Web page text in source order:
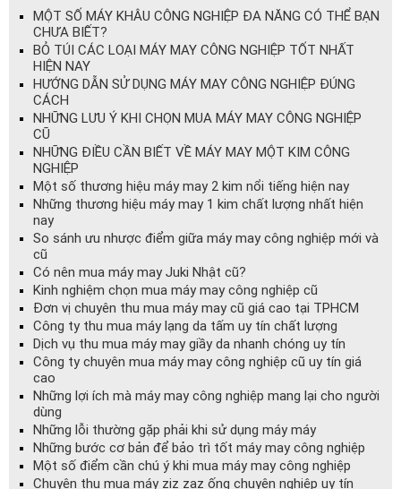
MỘT SỐ MÁY KHÂU CÔNG NGHIỆP ĐA NĂNG CÓ THỂ BẠN
CHƯA BIẾT?
BỎ TÚI CÁC LOẠI MÁY MAY CÔNG NGHIỆP TỐT NHẤT
HIỆN NAY
HƯỚNG DẪN SỬ DỤNG MÁY MAY CÔNG NGHIỆP ĐÚNG
CÁCH
NHỮNG LƯU Ý KHI CHỌN MUA MÁY MAY CÔNG NGHIỆP
CŨ
NHỮNG ĐIỀU CẦN BIẾT VỀ MÁY MAY MỘT KIM CÔNG
NGHIỆP
Một số thương hiệu máy may 2 kim nổi tiếng hiện nay
Những thương hiệu máy may 1 kim chất lượng nhất hiện
nay
So sánh ưu nhược điểm giữa máy may công nghiệp mới và
cũ
Có nên mua máy may Juki Nhật cũ?
Kinh nghiệm chọn mua máy may công nghiệp cũ
Đơn vị chuyên thu mua máy may cũ giá cao tại TPHCM
Công ty thu mua máy lạng da tấm uy tín chất lượng
Dịch vụ thu mua máy may giầy da nhanh chóng uy tín
Công ty chuyên mua máy may công nghiệp cũ uy tín giá
cao
Những lợi ích mà máy may công nghiệp mang lại cho người
dùng
Những lỗi thường gặp phải khi sử dụng máy máy
Những bước cơ bản để bảo trì tốt máy may công nghiệp
Một số điểm cần chú ý khi mua máy may công nghiệp
Chuyên thu mua máy ziz zaz ống chuyên nghiệp uy tín